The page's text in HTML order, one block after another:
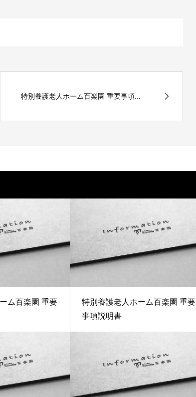
特別養護老人ホーム百楽園 重要事項...
ム百楽園 重要
特別養護老人ホーム百楽園 重要
事項説明書